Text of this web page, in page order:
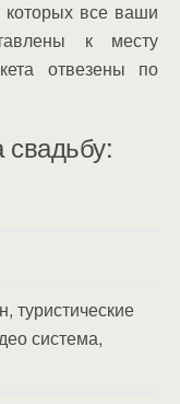
которых все ваши
к месту
отвезены по
свадьбу:
туристические
система,